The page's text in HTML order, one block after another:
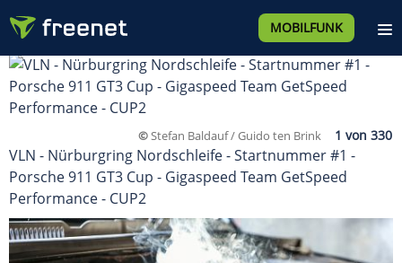
MOBILFUNK
©Stefan Baldauf / Guido ten Brink
VLN - Nürburgring Nordschleife - Startnummer #1 -
Porsche 911 GT3 Cup - Gigaspeed Team GetSpeed
Performance - CUP2